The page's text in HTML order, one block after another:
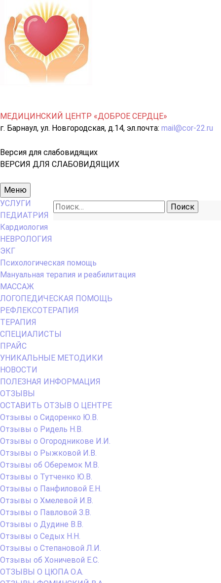
МЕДИЦИНСКИЙ ЦЕНТР «ДОБРОЕ СЕРДЦЕ»
г. Барнаул, ул. Новгородская, д.14, эл.почта: mail@cor-22.ru
Версия для слабовидящих
ВЕРСИЯ ДЛЯ СЛАБОВИДЯЩИХ
Основное
меню
Меню
Найти:
УСЛУГИ
ПЕДИАТРИЯ
Кардиология
НЕВРОЛОГИЯ
ЭКГ
Психологическая помощь
Мануальная терапия и реабилитация
МАССАЖ
ЛОГОПЕДИЧЕСКАЯ ПОМОЩЬ
РЕФЛЕКСОТЕРАПИЯ
ТЕРАПИЯ
СПЕЦИАЛИСТЫ
ПРАЙС
УНИКАЛЬНЫЕ МЕТОДИКИ
НОВОСТИ
ПОЛЕЗНАЯ ИНФОРМАЦИЯ
ОТЗЫВЫ
ОСТАВИТЬ ОТЗЫВ О ЦЕНТРЕ
Отзывы о Сидоренко Ю.В.
Отзывы о Ридель Н.В.
Отзывы о Огородникове И.И.
Отзывы о Рыжковой И.В.
Отзывы об Оберемок М.В.
Отзывы о Тутченко Ю.В.
Отзывы о Панфиловой Е.Н.
Отзывы о Хмелевой И.В.
Отзывы о Павловой З.В.
Отзывы о Дудине В.В.
Отзывы о Седых Н.Н.
Отзывы о Степановой Л.И.
Отзывы об Хоничевой Е.С.
ОТЗЫВЫ О ЦЮПА О.А.